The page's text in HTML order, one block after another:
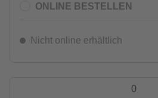
ONLINE BESTELLEN
Nicht online erhältlich